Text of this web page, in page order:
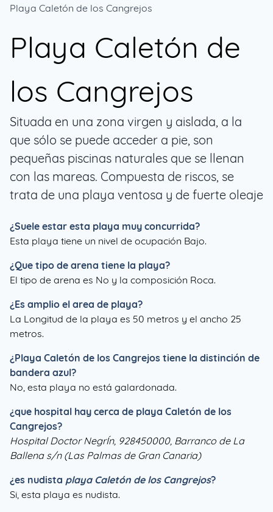
Playa Caletón de los Cangrejos
Playa Caletón de
los Cangrejos
Situada en una zona virgen y aislada, a la
que sólo se puede acceder a pie, son
pequeñas piscinas naturales que se llenan
con las mareas. Compuesta de riscos, se
trata de una playa ventosa y de fuerte oleaje
¿Suele estar esta playa muy concurrida?
Esta playa tiene un nivel de ocupación Bajo.
¿Que tipo de arena tiene la playa?
El tipo de arena es No y la composición Roca.
¿Es amplio el area de playa?
La Longitud de la playa es 50 metros y el ancho 25
metros.
¿Playa Caletón de los Cangrejos tiene la distinción de
bandera azul?
No, esta playa no está galardonada.
¿que hospital hay cerca de playa Caletón de los
Cangrejos?
Hospital Doctor NegrÍn, 928450000, Barranco de La
Ballena s/n (Las Palmas de Gran Canaria)
¿es nudista playa Caletón de los Cangrejos?
Si, esta playa es nudista.